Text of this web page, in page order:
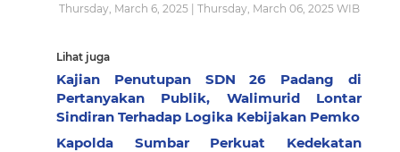
Thursday, March 6, 2025 | Thursday, March 06, 2025 WIB
Lihat juga
Kajian Penutupan SDN 26 Padang di
Pertanyakan Publik, Walimurid Lontar
Sindiran Terhadap Logika Kebijakan Pemko
Kapolda Sumbar Perkuat Kedekatan